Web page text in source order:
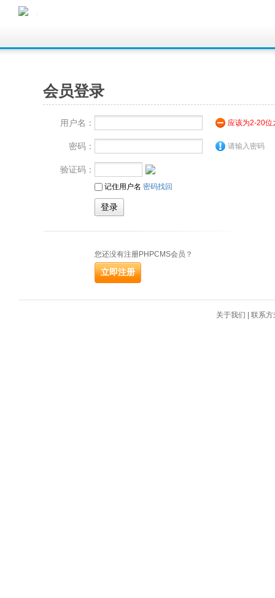
会员登录
用户名： 应该为2-20位
密码： 请输入密码
验证码：
记住用户名 密码找回
您还没有注册PHPCMS会员？
关于我们 联系方